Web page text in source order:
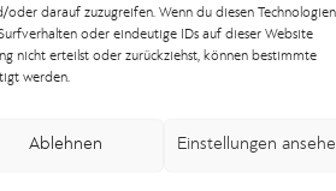
darauf zuzugreifen. Wenn du diesen Technologien
oder eindeutige IDs auf dieser Website
nicht erteilst oder zurückziehst, können bestimmte
werden.
Ablehnen Einstellungen